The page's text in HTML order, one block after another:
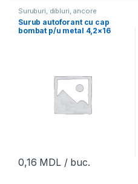
Suruburi, dibluri, ancore
Surub autoforant cu cap
bombat p/u metal 4,2×16
0,16 MDL/ buc.